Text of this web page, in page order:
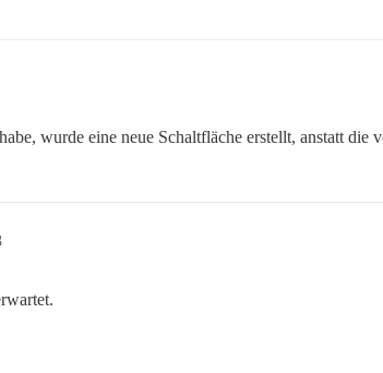
wurde eine neue Schaltfläche erstellt, anstatt die